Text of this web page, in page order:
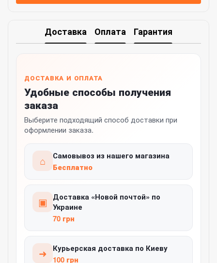
Доставка Оплата Гарантия
ДОСТАВКА И ОПЛАТА
Удобные способы получения
заказа
Выберите подходящий способ доставки при
оформлении заказа.
⌂
Самовывоз из нашего магазина
Бесплатно
▣
Доставка «Новой почтой» по
Украине
70 грн
➜
Курьерская доставка по Киеву
100 грн